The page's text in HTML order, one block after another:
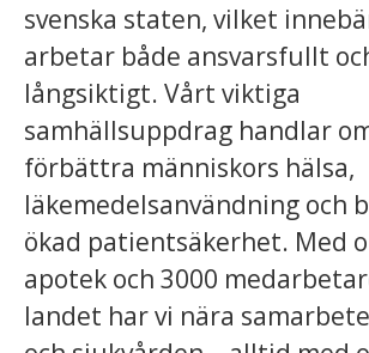
svenska staten, vilket
arbetar både ansvarsfullt
långsiktigt. Vårt viktiga
samhällsuppdrag handlar
förbättra människors hälsa,
läkemedelsanvändning och
ökad patientsäkerhet. Med
apotek och 3000
landet har vi nära